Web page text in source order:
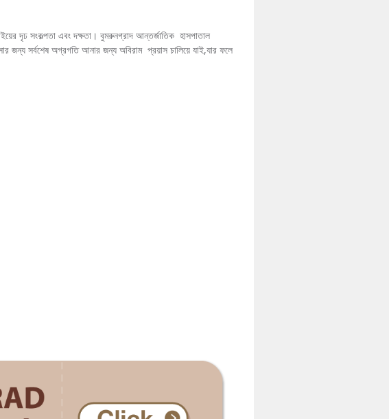
দৃঢ সংকল্পতা এবং দক্ষতা। বুমরুনগ্রাদ আন্তর্জাতিক হাসপাতাল
জন্য সর্বশেষ অগ্রগতি আনার জন্য অবিরাম প্রয়াস চালিয়ে যাই,যার ফলে